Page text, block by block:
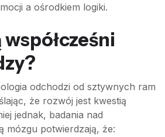
a ośrodkiem logiki.
odchodzi od sztywnych ram
że rozwój jest kwestią
jednak, badania nad
mózgu potwierdzają, że: